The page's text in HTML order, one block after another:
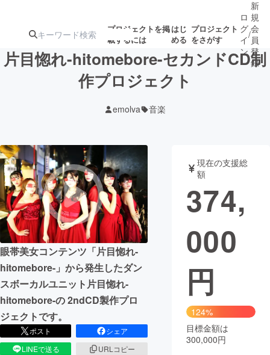
プロジェクトを掲
載するには
はじ
める
プロジェクト
をさがす
ジェクト
募集終了が近いプ
ロジェクト
アート・写真 音楽
テクノロジー・ガジェット ゲーム・サ
映像・映画
ビジネス・起業
まちづくり・地域活性化
CAMPFIRE for Social Good CAMPFIRE Creation
CAMPFIREふるさと納税
コミュニティ
ロ
グ
イ
ン
/
新
規
会
員
登
録
片目惚れ-hitomebore-セカンドCD制
作プロジェクト
emolva 音楽
眼帯美女コンテンツ「片目惚れ-
hitomebore-」から発生したダン
スボーカルユニット片目惚れ-
hitomebore-の 2ndCD製作プロ
ジェクトです。
ポスト
シェア
LINEで送る
URLコピー
現在の支援総
額
374,
000
円
124%
目標金額は
300,000円